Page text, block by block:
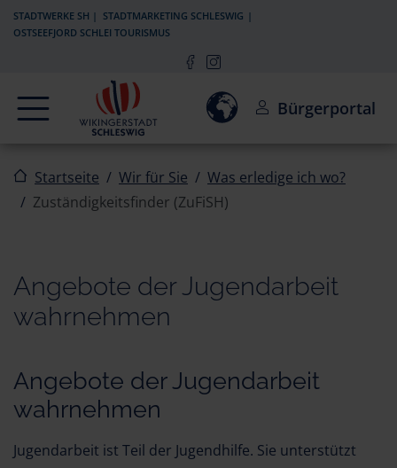
Zur Navigation springen
Zum Inhalt springen
STADTWERKE SH
STADTMARKETING SCHLESWIG
OSTSEEFJORD SCHLEI TOURISMUS
Navigation Einwilligung zur Aktivierung
Bürgerportal
Startseite Wir für Sie
Was erledige ich wo?
Zuständigkeitsfinder (ZuFiSH)
Angebote der Jugendarbeit
wahrnehmen
Angebote der Jugendarbeit
wahrnehmen
Jugendarbeit ist Teil der Jugendhilfe. Sie unterstützt